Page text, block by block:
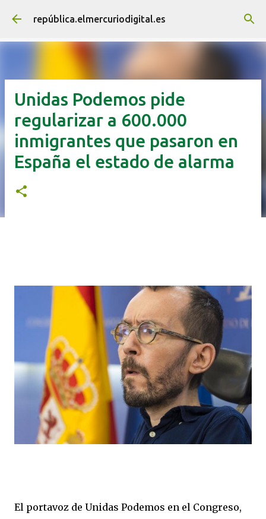
Ir al contenido principal
república.elmercuriodigital.es
Unidas Podemos pide
regularizar a 600.000
inmigrantes que pasaron en
España el estado de alarma
El portavoz de Unidas Podemos en el Congreso,